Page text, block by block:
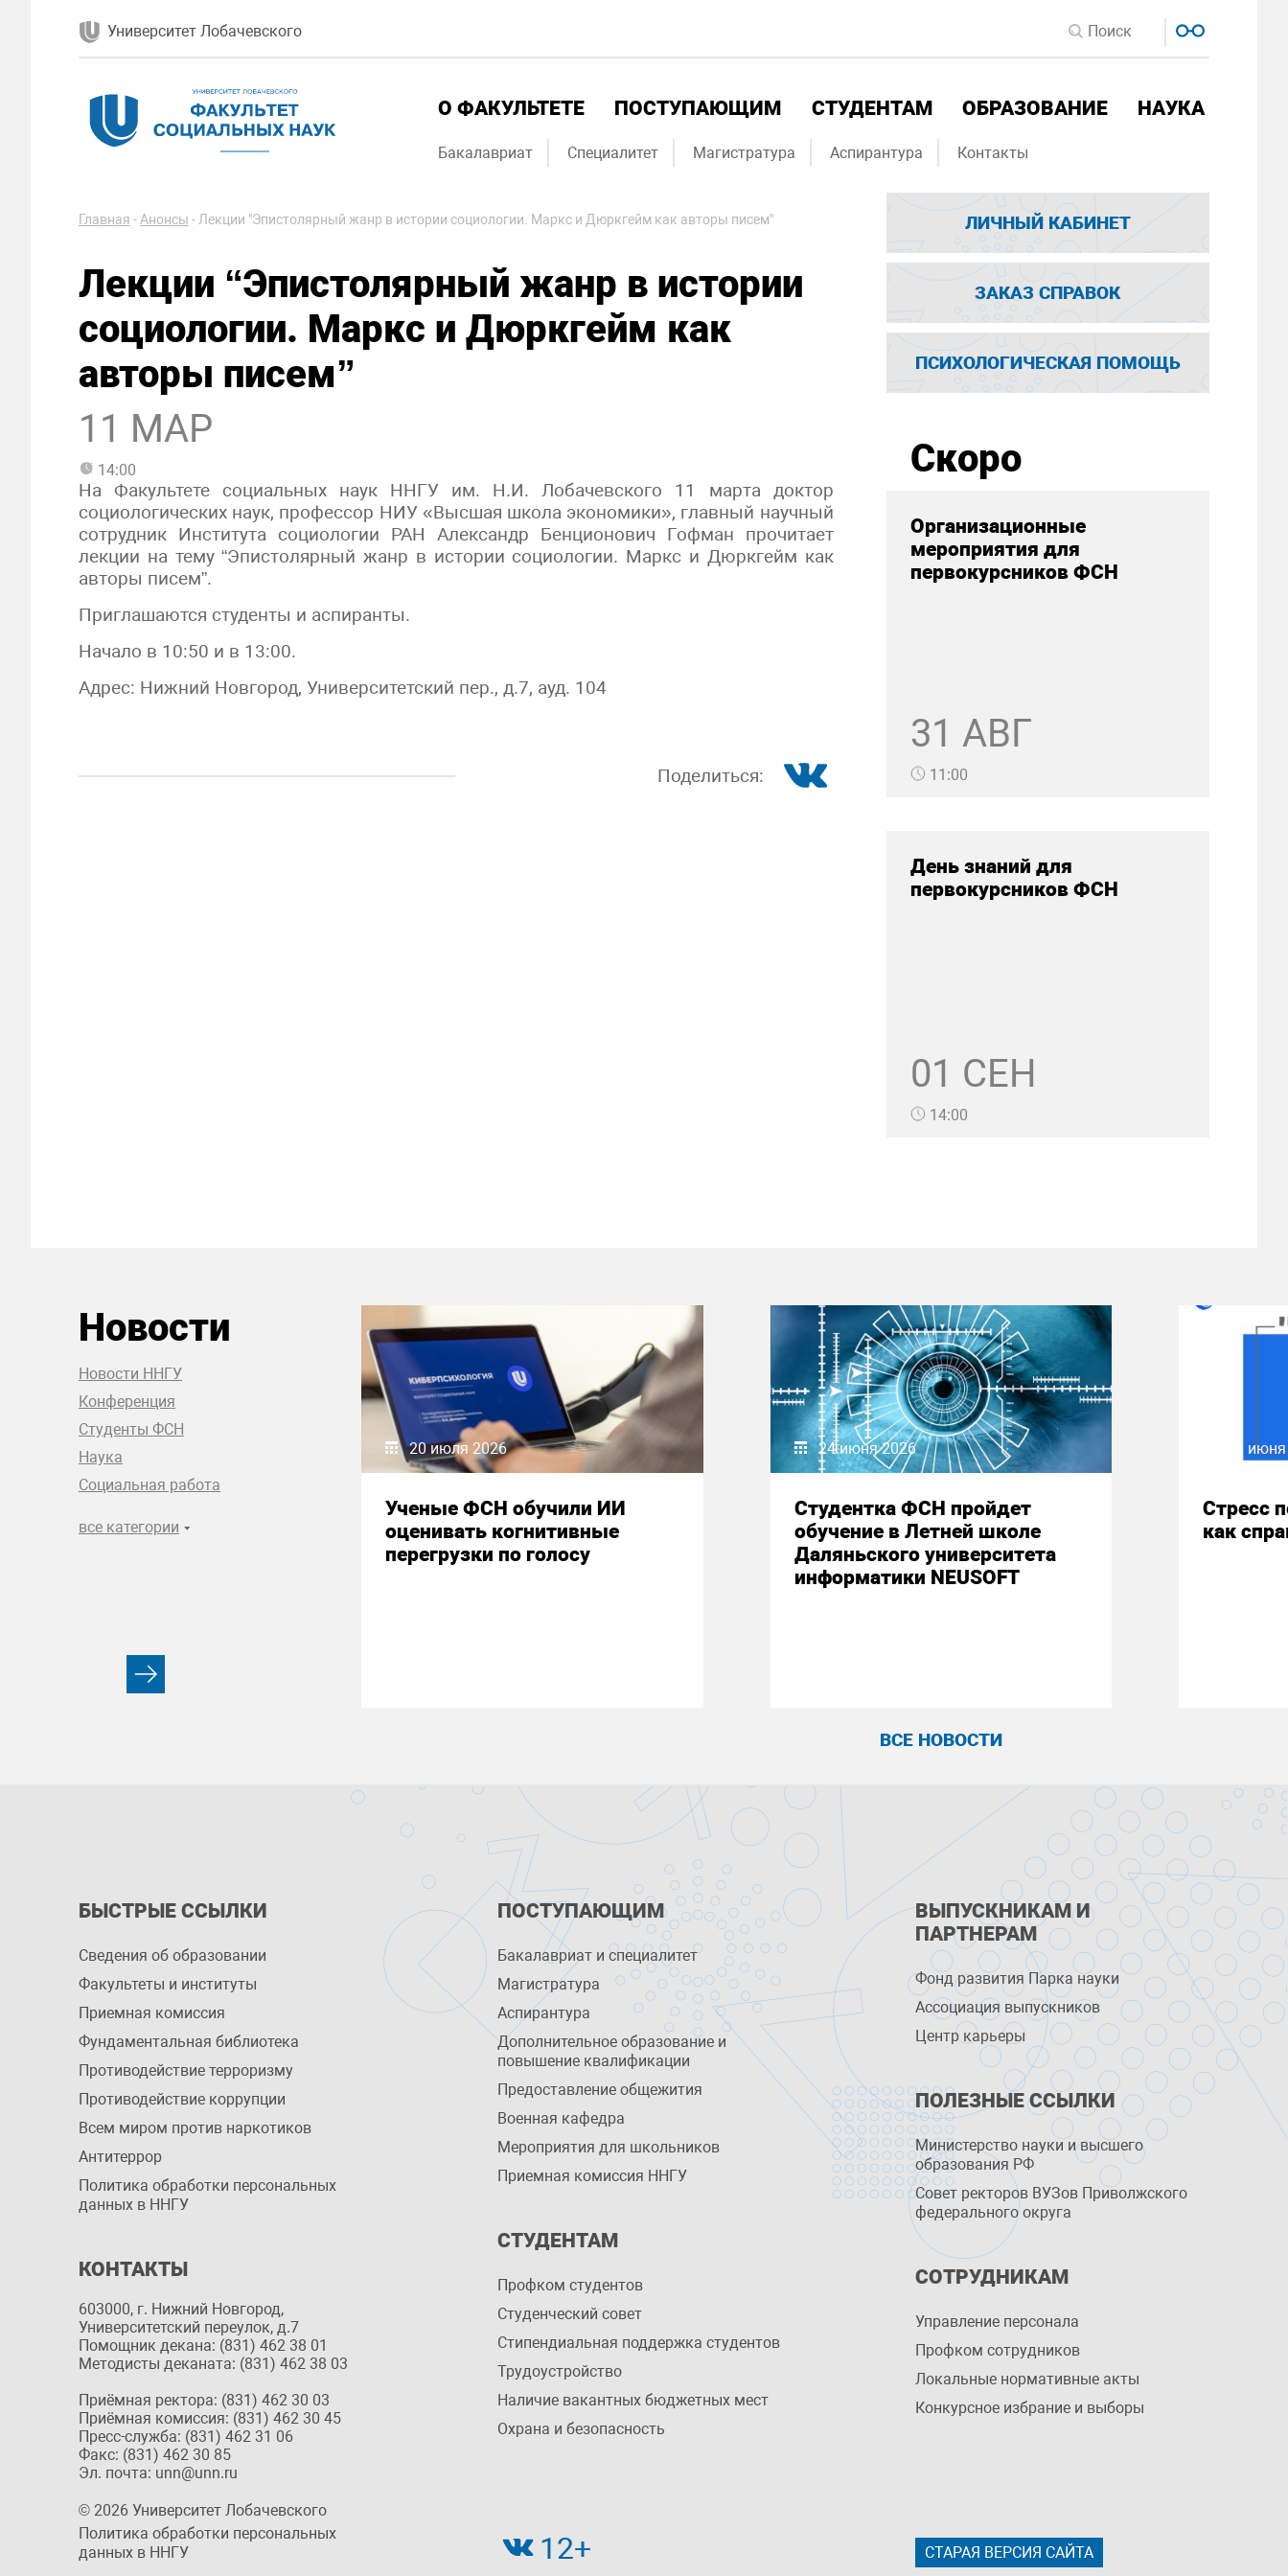
Университет Лобачевского
О ФАКУЛЬТЕТЕ ПОСТУПАЮЩИМ СТУДЕНТАМ ОБРАЗОВАНИЕ НАУКА
Бакалавриат Специалитет Магистратура Аспирантура Контакты
Главная -Анонсы -Лекции "Эпистолярный жанр в истории социологии. Маркс и Дюркгейм как авторы писем"
Лекции “Эпистолярный жанр в истории
социологии. Маркс и Дюркгейм как
авторы писем”
11 МАР
14:00
На Факультете социальных наук ННГУ им. Н.И. Лобачевского 11 марта доктор
социологических наук, профессор НИУ «Высшая школа экономики», главный научный
сотрудник Института социологии РАН Александр Бенционович Гофман прочитает
лекции на тему “Эпистолярный жанр в истории социологии. Маркс и Дюркгейм как
авторы писем”.
Приглашаются студенты и аспиранты.
Начало в 10:50 и в 13:00.
Адрес: Нижний Новгород, Университетский пер., д.7, ауд. 104
Поделиться:
ЛИЧНЫЙ КАБИНЕТ
ЗАКАЗ СПРАВОК
ПСИХОЛОГИЧЕСКАЯ ПОМОЩЬ
Скоро
Организационные
мероприятия для
первокурсников ФСН
31 АВГ
11:00
День знаний для
первокурсников ФСН
01 СЕН
14:00
Новости
Новости ННГУ
Конференция
Студенты ФСН
Наука
Социальная работа
все категории
20 июля 2026
Ученые ФСН обучили ИИ
оценивать когнитивные
перегрузки по голосу
24 июня 2026
Студентка ФСН пройдет
обучение в Летней школе
Даляньского университета
информатики NEUSOFT
08
Стресс
как
ВСЕ НОВОСТИ
БЫСТРЫЕ ССЫЛКИ
Сведения об образовании
Факультеты и институты
Приемная комиссия
Фундаментальная библиотека
Противодействие терроризму
Противодействие коррупции
Всем миром против наркотиков
Антитеррор
Политика обработки персональных
данных в ННГУ
КОНТАКТЫ
603000, г. Нижний Новгород,
Университетский переулок, д.7
Помощник декана: (831) 462 38 01
Методисты деканата: (831) 462 38 03
Приёмная ректора: (831) 462 30 03
Приёмная комиссия: (831) 462 30 45
Пресс-служба: (831) 462 31 06
Факс: (831) 462 30 85
Эл. почта: unn@unn.ru
ПОСТУПАЮЩИМ
Бакалавриат и специалитет
Магистратура
Аспирантура
Дополнительное образование и
повышение квалификации
Предоставление общежития
Военная кафедра
Мероприятия для школьников
Приемная комиссия ННГУ
СТУДЕНТАМ
Профком студентов
Студенческий совет
Стипендиальная поддержка студентов
Трудоустройство
Наличие вакантных бюджетных мест
Охрана и безопасность
ВЫПУСКНИКАМ И
ПАРТНЕРАМ
Фонд развития Парка науки
Ассоциация выпускников
Центр карьеры
ПОЛЕЗНЫЕ ССЫЛКИ
Министерство науки и высшего
образования РФ
Совет ректоров ВУЗов Приволжского
федерального округа
СОТРУДНИКАМ
Управление персоналa
Профком сотрудников
Локальные нормативные акты
Конкурсное избрание и выборы
© 2026 Университет Лобачевского
Политика обработки персональных
данных в ННГУ
12+ СТАРАЯ ВЕРСИЯ САЙТА